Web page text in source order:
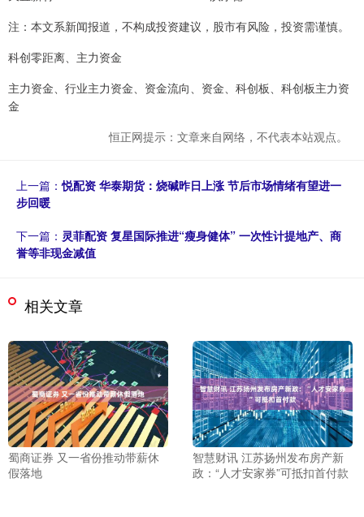
注：本文系新闻报道，不构成投资建议，股市有风险，投资需谨慎。
科创零距离、主力资金
主力资金、行业主力资金、资金流向、资金、科创板、科创板主力资
金
恒正网提示：文章来自网络，不代表本站观点。
上一篇：悦配资 华泰期货：烧碱昨日上涨 节后市场情绪有望进一
步回暖
下一篇： 灵菲配资 复星国际推进“瘦身健体” 一次性计提地产、商
誉等非现金减值
相关文章
蜀商证券 又一省份推动带薪休
假落地
智慧财讯 江苏扬州发布房产新
政：“人才安家券”可抵扣首付款